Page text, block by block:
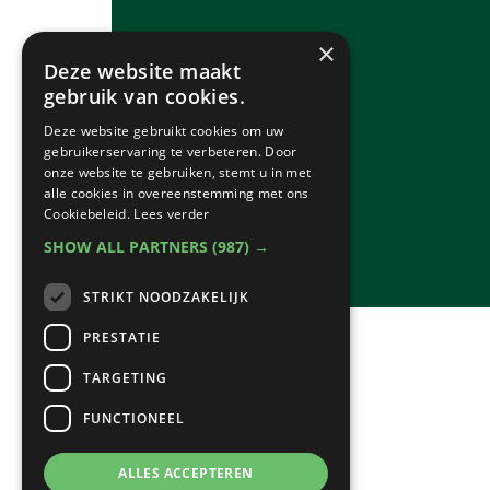
×
Deze website maakt
gebruik van cookies.
Deze website gebruikt cookies om uw
gebruikerservaring te verbeteren. Door
onze website te gebruiken, stemt u in met
alle cookies in overeenstemming met ons
Cookiebeleid. Lees verder
SHOW ALL PARTNERS (987) →
STRIKT NOODZAKELIJK
PRESTATIE
TARGETING
FUNCTIONEEL
ALLES ACCEPTEREN